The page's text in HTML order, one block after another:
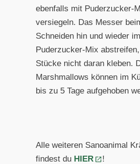
ebenfalls mit Puderzucker-
versiegeln. Das Messer
Schneiden hin und wieder im
Puderzucker-Mix
Stücke nicht daran kleben.
Marshmallows können im
bis zu 5 Tage aufgehoben
Alle weiteren Sanoanimal
findest du HIER !